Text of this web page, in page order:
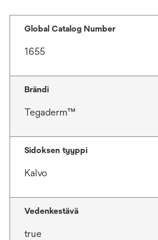
Global Catalog Number
1655
Brändi
Tegaderm™
Sidoksen tyyppi
Kalvo
Vedenkestävä
true